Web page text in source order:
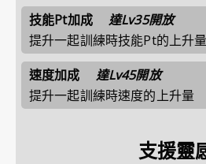
技能Pt加成
達Lv35開放
提升一起訓練時技能Pt的上升量
速度加成
達Lv45開放
提升一起訓練時速度的上升量
支援靈